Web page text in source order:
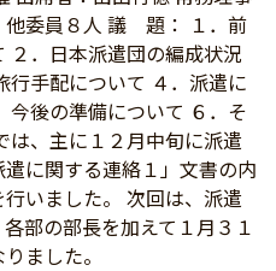
他委員８人 議 題： １．前
２．日本派遣団の編成状況
行手配について ４．派遣に
今後の準備について ６．そ
は、主に１２月中旬に派遣
に関する連絡１」文書の内
いました。 次回は、派遣
部の部長を加えて１月３１
ました。